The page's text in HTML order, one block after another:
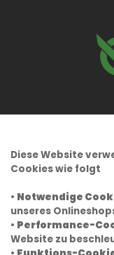
Diese Website
Cookies wie folgt
• Notwendige
unseres
• Performance-
Website zu